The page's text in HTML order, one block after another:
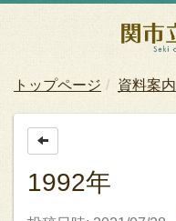
トップページ 資料案内
1992年